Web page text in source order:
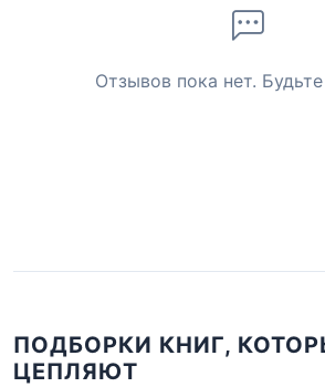
Отзывов пока нет.
ПОДБОРКИ КНИГ,
ЦЕПЛЯЮТ